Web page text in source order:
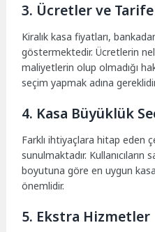
3. Ücretler ve Tarife
Kiralık kasa fiyatları,
göstermektedir. Ücretlerin
maliyetlerin olup olmadığı
seçim yapmak adına
4. Kasa Büyüklük
Farklı ihtiyaçlara hitap eden
sunulmaktadır. Kullanıcıların
boyutuna göre en uygun
önemlidir.
5. Ekstra Hizmetler